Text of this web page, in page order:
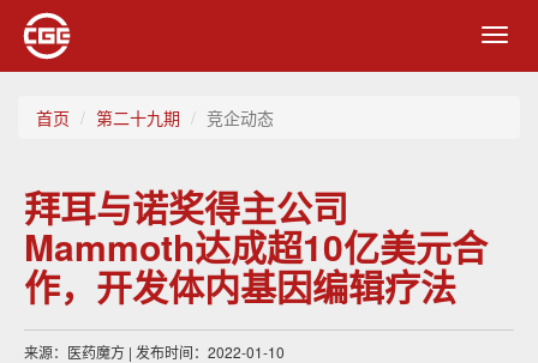
首页 第二十九期 竞企动态
拜耳与诺奖得主公司
Mammoth达成超10亿美元合
作，开发体内基因编辑疗法
来源：医药魔方 | 发布时间：2022-01-10